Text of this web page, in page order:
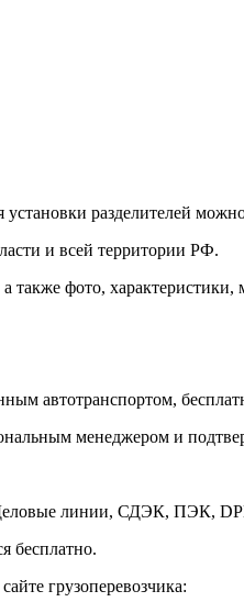
разделителей
и всей территории РФ.
фото,
автотранспортом,
менеджером и
линии, СДЭК, ПЭК,
бесплатно.
грузоперевозчика: